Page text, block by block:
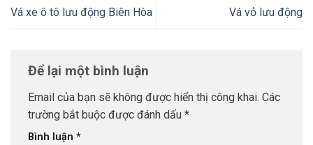
Vá xe ô tô lưu động Biên Hòa Vá vỏ lưu động
Để lại một bình luận
Email của bạn sẽ không được hiển thị công khai. Các
trường bắt buộc được đánh dấu *
Bình luận *